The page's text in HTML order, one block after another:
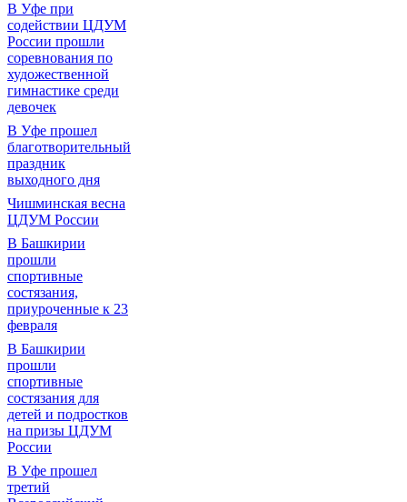
В Уфе при
содействии ЦДУМ
России прошли
соревнования по
художественной
гимнастике среди
девочек
В Уфе прошел
благотворительный
праздник
выходного дня
Чишминская весна
ЦДУМ России
В Башкирии
прошли
спортивные
состязания,
приуроченные к 23
февраля
В Башкирии
прошли
спортивные
состязания для
детей и подростков
на призы ЦДУМ
России
В Уфе прошел
третий